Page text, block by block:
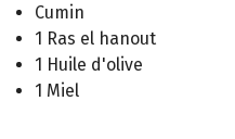
Cumin
1 Ras el hanout
1 Huile d'olive
1 Miel